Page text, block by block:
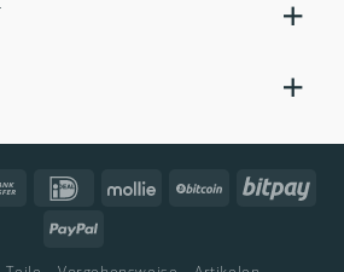
Bank
IDeal Mollie BitCoin
PayPal